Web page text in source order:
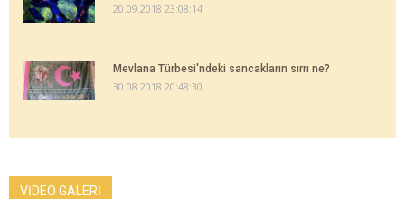
20.09.2018 23:08:14
Mevlana Türbesi'ndeki sancakların sırrı ne?
30.08.2018 20:48:30
VİDEO GALERİ